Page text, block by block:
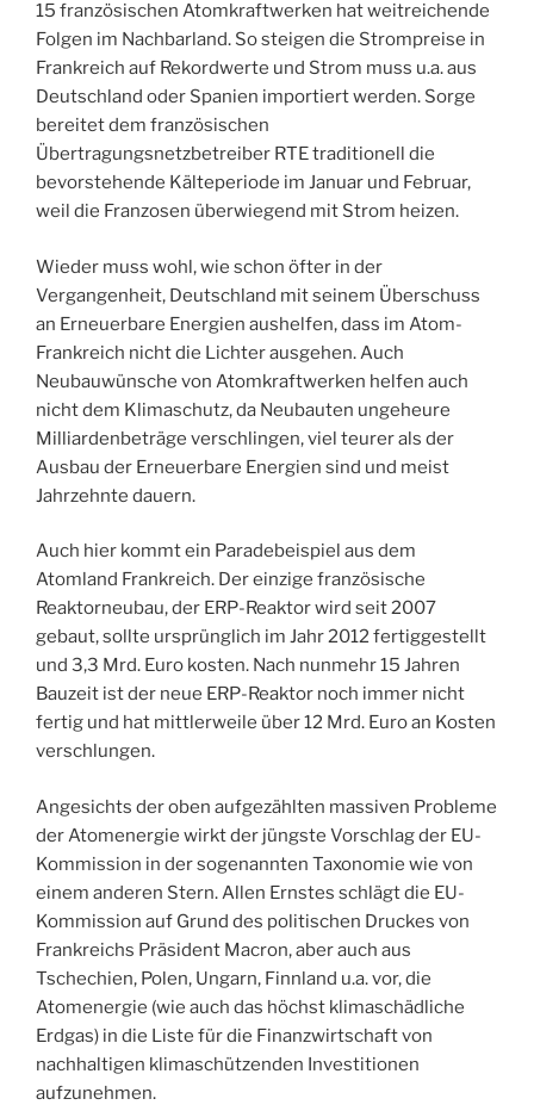
15 französischen Atomkraftwerken hat weitreichende
Folgen im Nachbarland. So steigen die Strompreise in
Frankreich auf Rekordwerte und Strom muss u.a. aus
Deutschland oder Spanien importiert werden. Sorge
bereitet dem französischen
Übertragungsnetzbetreiber RTE traditionell die
bevorstehende Kälteperiode im Januar und Februar,
weil die Franzosen überwiegend mit Strom heizen.
Wieder muss wohl, wie schon öfter in der
Vergangenheit, Deutschland mit seinem Überschuss
an Erneuerbare Energien aushelfen, dass im Atom-
Frankreich nicht die Lichter ausgehen. Auch
Neubauwünsche von Atomkraftwerken helfen auch
nicht dem Klimaschutz, da Neubauten ungeheure
Milliardenbeträge verschlingen, viel teurer als der
Ausbau der Erneuerbare Energien sind und meist
Jahrzehnte dauern.
Auch hier kommt ein Paradebeispiel aus dem
Atomland Frankreich. Der einzige französische
Reaktorneubau, der ERP-Reaktor wird seit 2007
gebaut, sollte ursprünglich im Jahr 2012 fertiggestellt
und 3,3 Mrd. Euro kosten. Nach nunmehr 15 Jahren
Bauzeit ist der neue ERP-Reaktor noch immer nicht
fertig und hat mittlerweile über 12 Mrd. Euro an Kosten
verschlungen.
Angesichts der oben aufgezählten massiven Probleme
der Atomenergie wirkt der jüngste Vorschlag der EU-
Kommission in der sogenannten Taxonomie wie von
einem anderen Stern. Allen Ernstes schlägt die EU-
Kommission auf Grund des politischen Druckes von
Frankreichs Präsident Macron, aber auch aus
Tschechien, Polen, Ungarn, Finnland u.a. vor, die
Atomenergie (wie auch das höchst klimaschädliche
Erdgas) in die Liste für die Finanzwirtschaft von
nachhaltigen klimaschützenden Investitionen
aufzunehmen.